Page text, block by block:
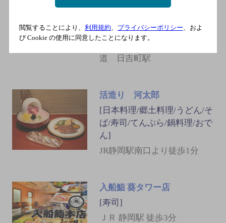
[うどん]
ＪＲ東海道本線 静岡駅／Ｊ
Ｒ東海道新幹線 静岡駅／静
道 日吉町駅
活造り 河太郎
[日本料理/郷土料理/うどん/そ
ば/寿司/てんぷら/鍋料理/おで
ん]
JR静岡駅南口より徒歩1分
入船鮨 葵タワー店
[寿司]
ＪＲ 静岡駅 徒歩3分
閲覧することにより、 利用規約、 プライバシーポリシー、およ
び Cookie の使用に同意したことになります。